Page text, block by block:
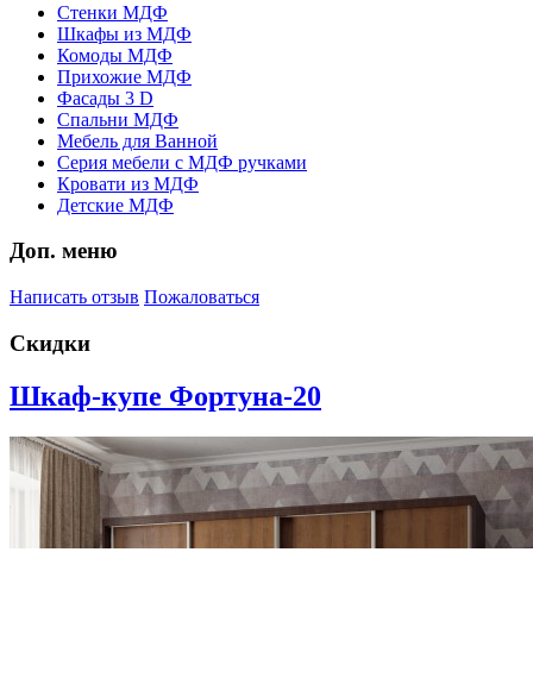
Стенки МДФ
Шкафы из МДФ
Комоды МДФ
Прихожие МДФ
Фасады 3 D
Спальни МДФ
Мебель для Ванной
Серия мебели с МДФ ручками
Кровати из МДФ
Детские МДФ
Доп. меню
Написать отзыв Пожаловаться
Скидки
Шкаф-купе Фортуна-20